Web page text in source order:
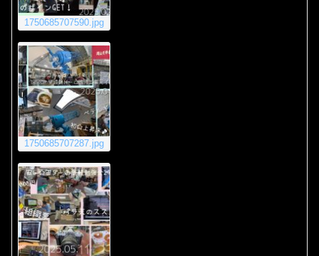
1750685707590.jpg
1750685707287.jpg